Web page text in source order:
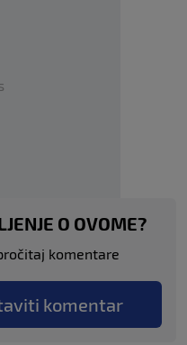
O OVOME?
komentare
komentar